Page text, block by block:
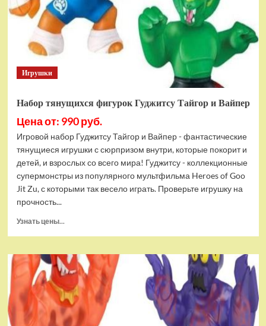
Bikini
Bottom
Rehydrated
(XBOX
Игрушки
Набор тянущихся фигурок Гуджитсу Тайгор и Вайпер
Цена от: 990 руб.
Игровой набор Гуджитсу Тайгор и Вайпер - фантастические
тянущиеся игрушки с сюрпризом внутри, которые покорит и
детей, и взрослых со всего мира! Гуджитсу - коллекционные
супермонстры из популярного мультфильма Heroes of Goo
Jit Zu, с которыми так весело играть. Проверьте игрушку на
прочность...
Узнать цены...
Набор
тянущихся
фигурок
Гуджитсу
Тайгор
и
Вайпер